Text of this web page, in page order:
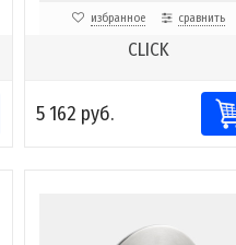
избранное сравнить
CLICK
5 162 руб.